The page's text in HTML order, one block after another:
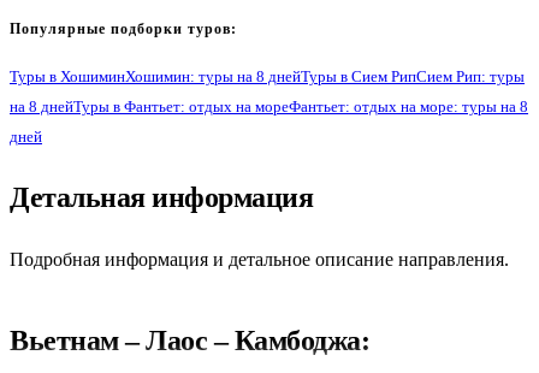
Популярные подборки туров:
Туры в ХошиминХошимин: туры на 8 днейТуры в Сием РипСием Рип: туры
на 8 днейТуры в Фантьет: отдых на мореФантьет: отдых на море: туры на 8
дней
Детальная информация
Подробная информация и детальное описание направления.
Вьетнам – Лаос – Камбоджа: